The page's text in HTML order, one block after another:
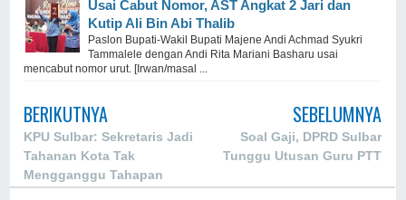
Usai Cabut Nomor, AST Angkat 2 Jari dan
Kutip Ali Bin Abi Thalib
Paslon Bupati-Wakil Bupati Majene Andi Achmad Syukri
Tammalele dengan Andi Rita Mariani Basharu usai
mencabut nomor urut. [Irwan/masal ...
BERIKUTNYA
KPU Sulbar: Sekretaris Jadi
Tahanan Kota Tak
Mengganggu Tahapan
SEBELUMNYA
Soal Gaji, DPRD Sulbar
Tunggu Utusan Guru PTT